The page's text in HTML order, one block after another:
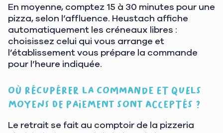
En moyenne, comptez 15 à 30 minutes pour une
pizza, selon l’affluence. Heustach affiche
automatiquement les créneaux libres :
choisissez celui qui vous arrange et
l’établissement vous prépare la commande
pour l’heure indiquée.
Où récupérer la commande et quels
moyens de paiement sont acceptés ?
Le retrait se fait au comptoir de la pizzeria